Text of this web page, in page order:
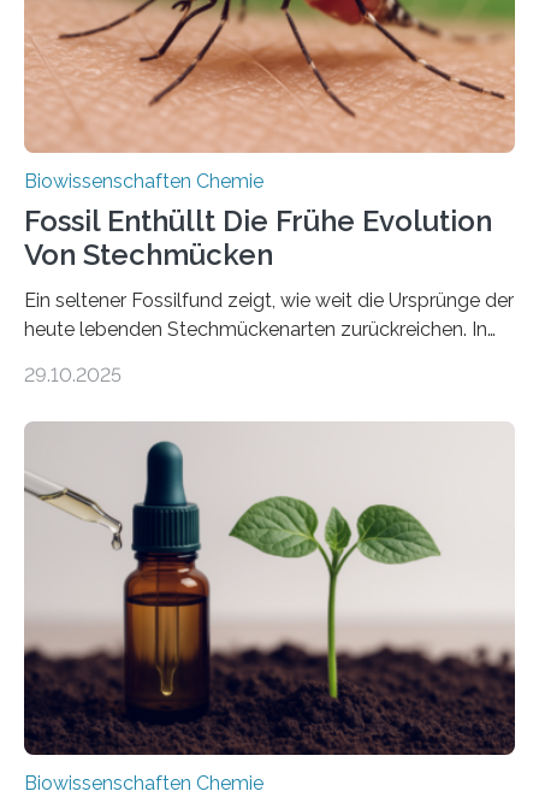
mit scheibenförmiger Gestalt. Was auffällig ist: Die
nächsten…
Biowissenschaften Chemie
Fossil Enthüllt Die Frühe Evolution
Von Stechmücken
Ein seltener Fossilfund zeigt, wie weit die Ursprünge der
heute lebenden Stechmückenarten zurückreichen. In
Forschende die bisher älteste bekannte Stechmücken-
Region Kachin in Myanmar und hat sich in
ausgezeichnetem Zustand erhalten. Es konnte als neue
Art einer neuen Gattung beschrieben werden und trägt
nun den Namen Cretosabethes primaevus. Dieser erste
fossile Nachweis einer Stechmückenlarve in Bernstein
stellt gleichzeitig den ersten Fossilfund einer
Mückenlarve aus dem Mesozoikum dar, denn…
29.10.2025
Biowissenschaften Chemie